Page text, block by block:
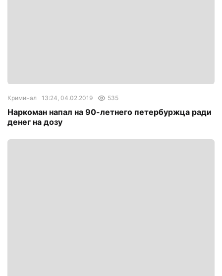
Криминал 13:24, 04.02.2019 535
Наркоман напал на 90-летнего петербуржца ради
денег на дозу